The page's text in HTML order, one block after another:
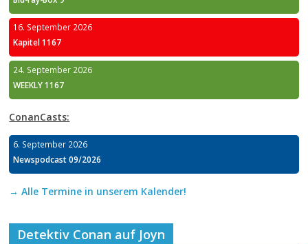
16. September 2026
Kapitel 1167
24. September 2026
WEEKLY 1167
ConanCasts:
6. September 2026
Newspodcast 09/2026
→ Alle Termine in unserem Kalender!
Detektiv Conan auf Joyn